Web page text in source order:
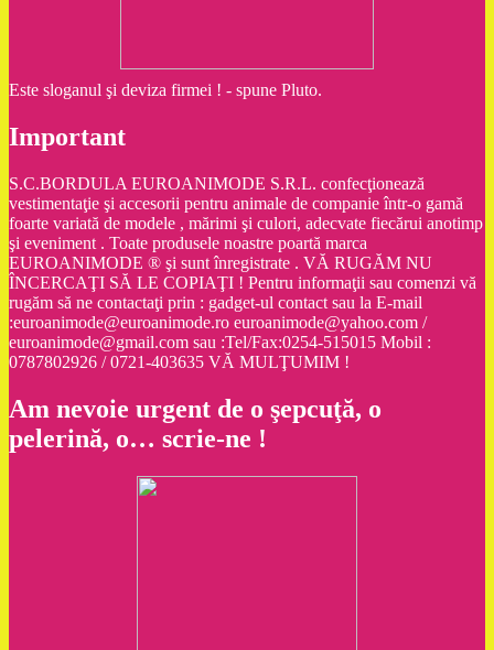
Este sloganul şi deviza firmei ! - spune Pluto.
Important
S.C.BORDULA EUROANIMODE S.R.L. confecţionează
vestimentaţie şi accesorii pentru animale de companie într-o gamă
foarte variată de modele , mărimi şi culori, adecvate fiecărui anotimp
şi eveniment . Toate produsele noastre poartă marca
EUROANIMODE ® şi sunt înregistrate . VĂ RUGĂM NU
ÎNCERCAŢI SĂ LE COPIAŢI ! Pentru informaţii sau comenzi vă
rugăm să ne contactaţi prin : gadget-ul contact sau la E-mail
:euroanimode@euroanimode.ro euroanimode@yahoo.com /
euroanimode@gmail.com sau :Tel/Fax:0254-515015 Mobil :
0787802926 / 0721-403635 VĂ MULŢUMIM !
Am nevoie urgent de o şepcuţă, o
pelerină, o… scrie-ne !